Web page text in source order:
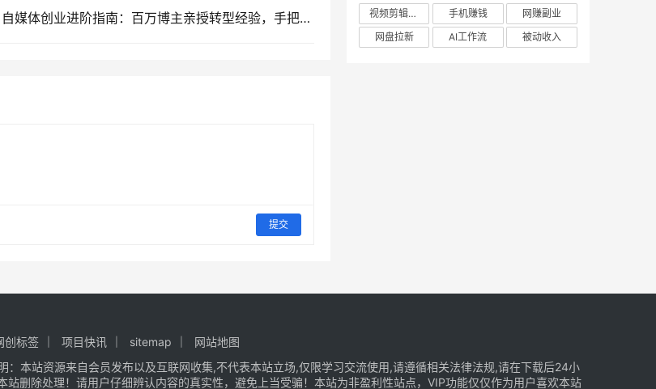
自媒体创业进阶指南：百万博主亲授转型经验，手把手搭建个人OPC系统高效运行课程
提交
视频剪辑教程
手机赚钱
网赚副业
网盘拉新
AI工作流 被动收入
创标签 项目快讯 sitemap
网站地图
：本站资源来自会员发布以及互联网收集,不代表本站立场,仅限学习交流使用,请遵循相关法律法规,请在下载后24小
站删除处理！请用户仔细辨认内容的真实性，避免上当受骗！本站为非盈利性站点，VIP功能仅仅作为用户喜欢本站